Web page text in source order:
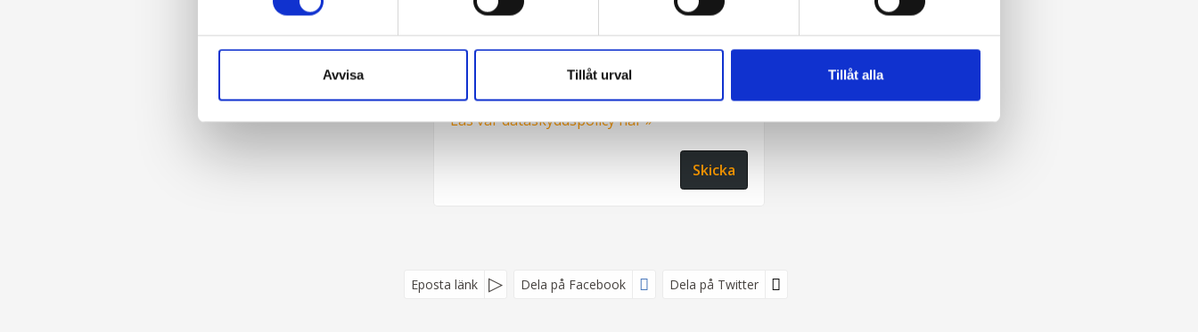
Avvisa Tillåt urval Tillåt alla
Fyll i denna kod. Detta används för att
kontrollera att det inte är en dator som
fyller i formulär automatiskt.
Jag samtycker till dataskyddspolicyn.
Läs vår dataskyddspolicy här » *
Eposta länk Dela på Facebook Dela på Twitter